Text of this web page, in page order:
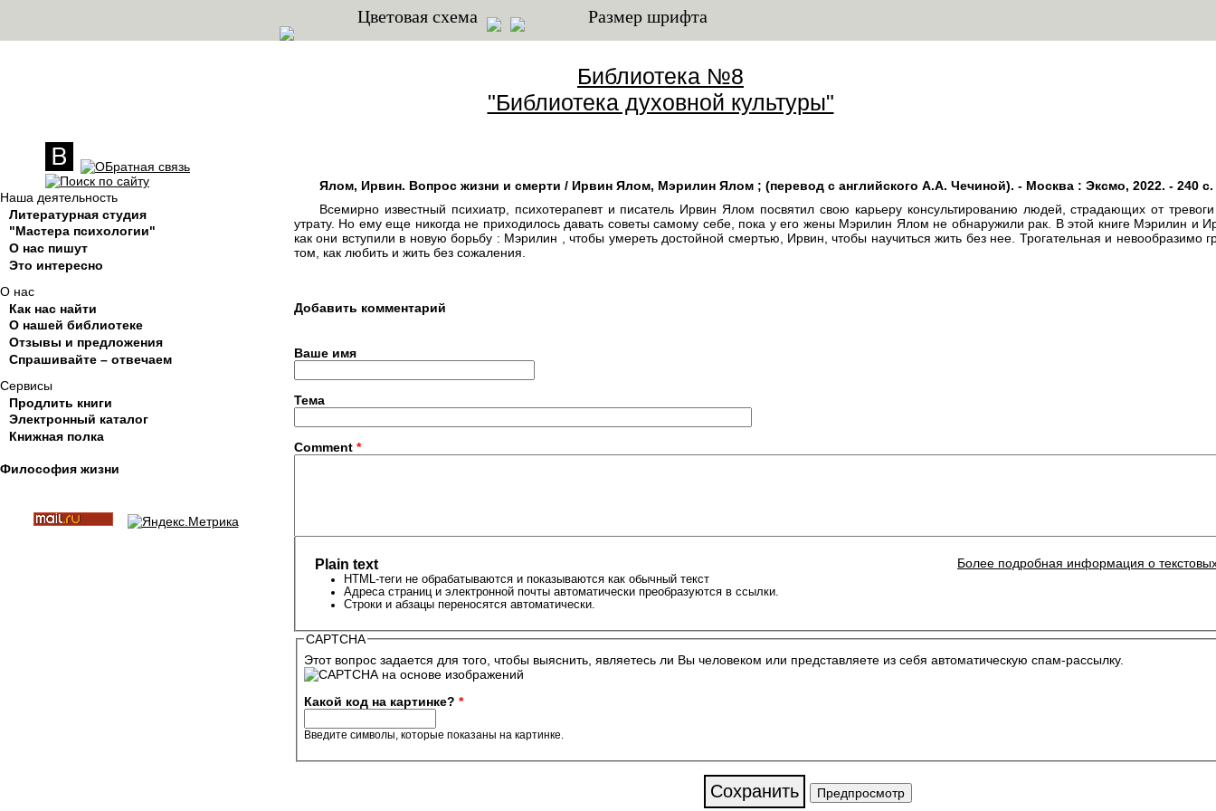
Цветовая схема Размер шрифта
Библиотека №8
"Библиотека духовной культуры"
Наша деятельность
Литературная студия
"Мастера психологии"
О нас пишут
Это интересно
О нас
Как нас найти
О нашей библиотеке
Отзывы и предложения
Спрашивайте – отвечаем
Сервисы
Продлить книги
Электронный каталог
Книжная полка
Философия жизни
Ялом, Ирвин. Вопрос жизни и смерти / Ирвин Ялом, Мэрилин Ялом ; (перевод с английского А.А. Чечиной). - Москва : Эксмо, 2022. - 240 с.
Всемирно известный психиатр, психотерапевт и писатель Ирвин Ялом посвятил свою карьеру консультированию людей, страдающих от
утрату. Но ему еще никогда не приходилось давать советы самому себе, пока у его жены Мэрилин Ялом не обнаружили рак. В этой книге Мэрилин и
как они вступили в новую борьбу : Мэрилин , чтобы умереть достойной смертью, Ирвин, чтобы научиться жить без нее. Трогательная и невообразимо
том, как любить и жить без сожаления.
Добавить комментарий
Ваше имя
Тема
Comment *
Более подробная информация о
Plain text
HTML-теги не обрабатываются и показываются как обычный текст
Адреса страниц и электронной почты автоматически преобразуются в ссылки.
Строки и абзацы переносятся автоматически.
CAPTCHA
Этот вопрос задается для того, чтобы выяснить, являетесь ли Вы человеком или представляете из себя автоматическую спам-рассылку.
Какой код на картинке? *
Введите символы, которые показаны на картинке.